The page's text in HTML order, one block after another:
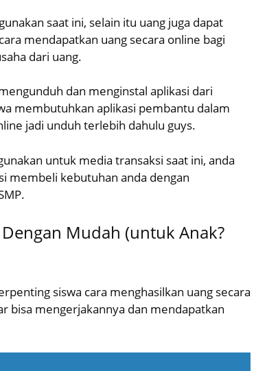
saat ini, selain itu uang juga dapat
mendapatkan uang secara online bagi
dari uang.
dan menginstal aplikasi dari
membutuhkan aplikasi pembantu dalam
jadi unduh terlebih dahulu guys.
untuk media transaksi saat ini, anda
membeli kebutuhan anda dengan
Mudah (untuk Anak?
siswa cara menghasilkan uang secara
bisa mengerjakannya dan mendapatkan